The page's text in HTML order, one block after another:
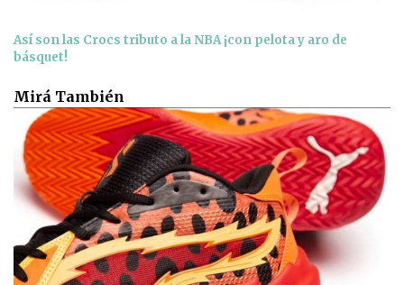
Así son las Crocs tributo a la NBA ¡con pelota y aro de
básquet!
Mirá También